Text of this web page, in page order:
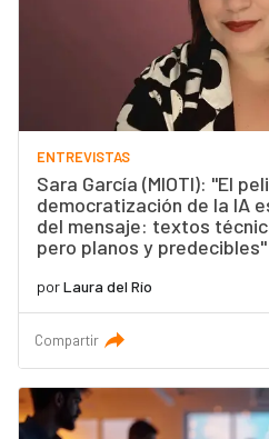
ENTREVISTAS
Sara García (MIOTI): "El
democratización de la IA
del mensaje: textos
pero planos y predecibles"
porLaura del Río
Compartir